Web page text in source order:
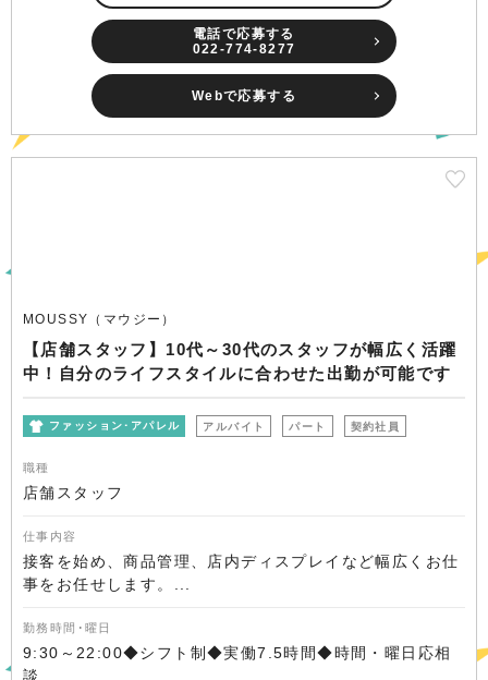
電話で応募する
022-774-8277
Webで応募する
MOUSSY（マウジー）
【店舗スタッフ】10代～30代のスタッフが幅広く活躍
中！自分のライフスタイルに合わせた出勤が可能です
ファッション･アパレル アルバイト パート 契約社員
職種
店舗スタッフ
仕事内容
接客を始め、商品管理、店内ディスプレイなど幅広くお仕
事をお任せします。...
勤務時間･曜日
9:30～22:00◆シフト制◆実働7.5時間◆時間・曜日応相
談